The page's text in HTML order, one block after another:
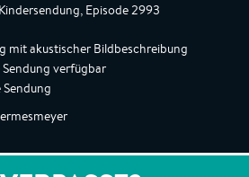
Kindersendung, Episode 2993
mit akustischer Bildbeschreibung
verfügbar
Sendung